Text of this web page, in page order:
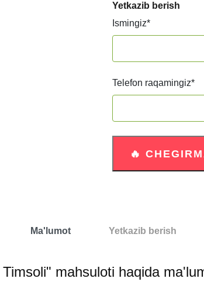
Yetkazib berish
Ismingiz*
Telefon raqamingiz*
Ma'lumot Yetkazib berish
mahsuloti haqida